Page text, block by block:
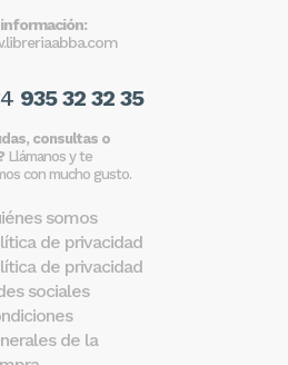
935 32 32 35
consultas o
Llámanos y te
con mucho gusto.
somos
de privacidad
de privacidad
sociales
de la